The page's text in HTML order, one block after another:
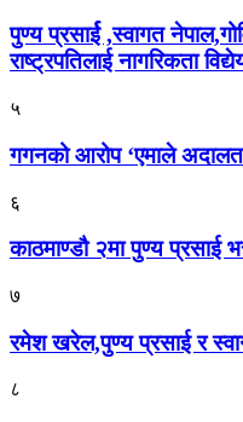
पुण्य प्रसार्ई ,स्वागत
राष्ट्रपतिलाई नागरिकता
५
गगनको आरोप ‘एमाले
६
काठमाण्डौ २मा पुण्य प्रसाई
७
रमेश खरेल,पुण्य प्रसाई र
८